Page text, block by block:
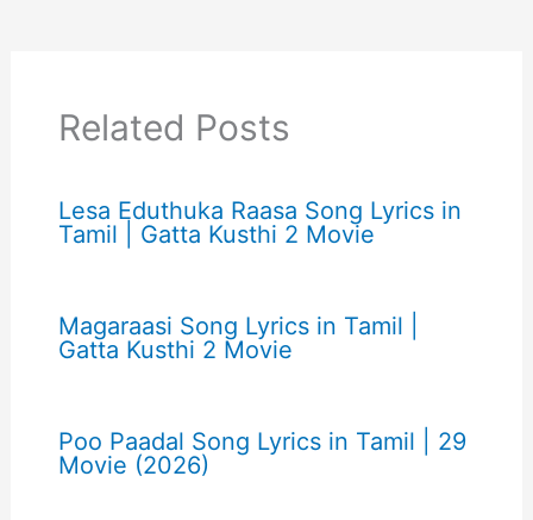
Related Posts
Lesa Eduthuka Raasa Song Lyrics in
Tamil | Gatta Kusthi 2 Movie
Magaraasi Song Lyrics in Tamil |
Gatta Kusthi 2 Movie
Poo Paadal Song Lyrics in Tamil | 29
Movie (2026)